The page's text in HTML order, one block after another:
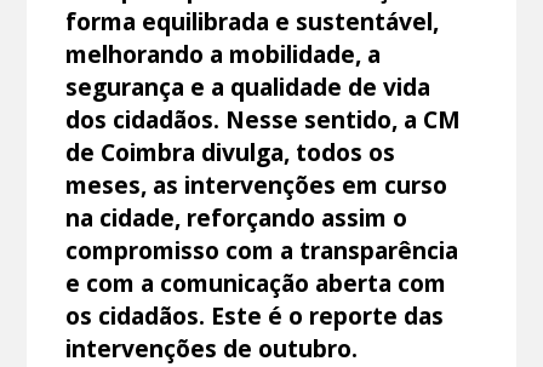
forma equilibrada e sustentável,
melhorando a mobilidade, a
segurança e a qualidade de vida
dos cidadãos. Nesse sentido, a CM
de Coimbra divulga, todos os
meses, as intervenções em curso
na cidade, reforçando assim o
compromisso com a transparência
e com a comunicação aberta com
os cidadãos. Este é o reporte das
intervenções de outubro.